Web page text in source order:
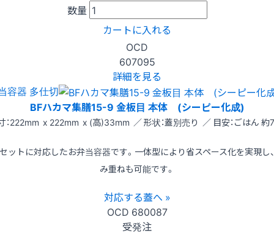
数量
カートに入れる
OCD
607095
詳細を見る
容器 多仕切
BFハカマ集膳15-9 金板目 本体 (シーピー化成)
：222mm x 222mm x (高)33mm ／ 形状：蓋別売り ／ 目安：ごはん 約
ットに対応したお弁当容器です。一体型により省スペース化を実現し
み重ねも可能です。
対応する蓋へ »
OCD 680087
受発注